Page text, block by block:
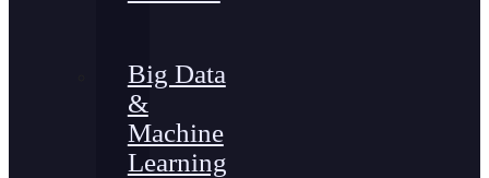
Big Data
&
Machine
Learning